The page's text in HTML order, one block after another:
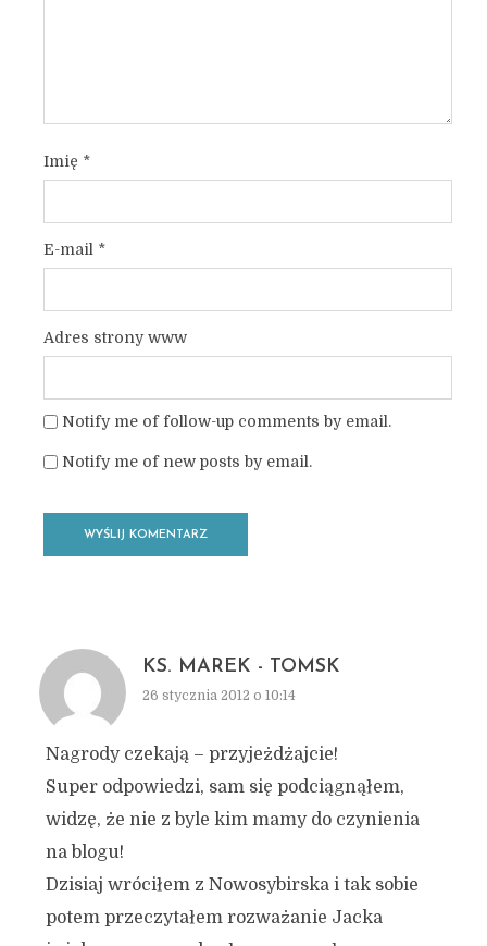
Imię *
E-mail *
Adres strony www
Notify me of follow-up comments by email.
Notify me of new posts by email.
KS. MAREK - TOMSK
26 stycznia 2012 o 10:14
Nagrody czekają – przyjeżdżajcie!
Super odpowiedzi, sam się podciągnąłem,
widzę, że nie z byle kim mamy do czynienia
na blogu!
Dzisiaj wróciłem z Nowosybirska i tak sobie
potem przeczytałem rozważanie Jacka